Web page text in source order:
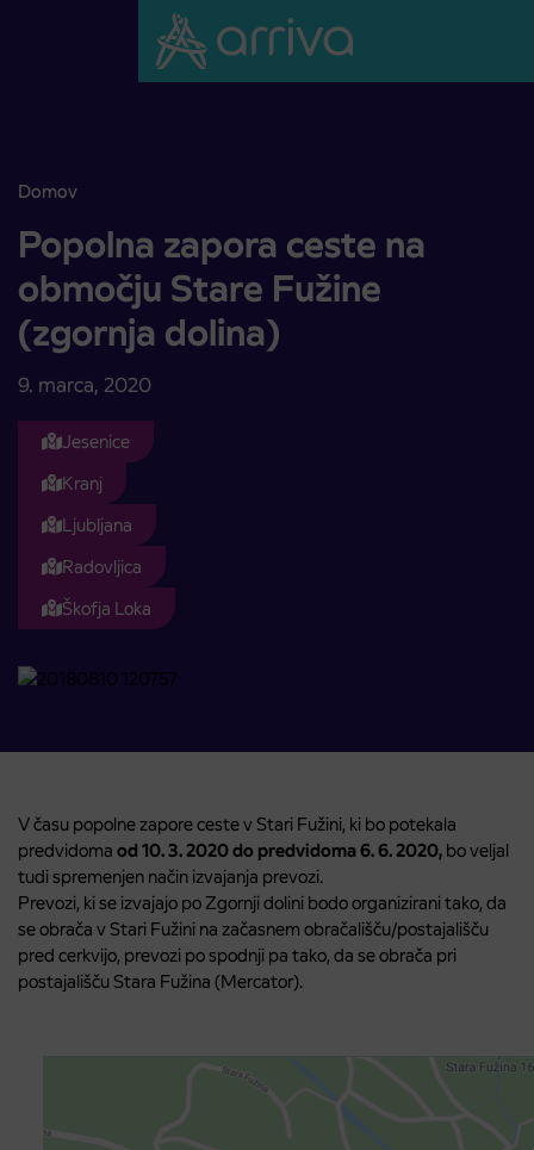
Domov
Popolna zapora ceste na območju Stare Fužine (zgornja dolina)
Popolna zapora ceste na
območju Stare Fužine
(zgornja dolina)
9. marca, 2020
Jesenice
Kranj
Ljubljana
Radovljica
Škofja Loka
V času popolne zapore ceste v Stari Fužini, ki bo potekala
predvidoma od 10. 3. 2020 do predvidoma 6. 6. 2020, bo veljal
tudi spremenjen način izvajanja prevozi.
Prevozi, ki se izvajajo po Zgornji dolini bodo organizirani tako, da
se obrača v Stari Fužini na začasnem obračališču/postajališču
pred cerkvijo, prevozi po spodnji pa tako, da se obrača pri
postajališču Stara Fužina (Mercator).